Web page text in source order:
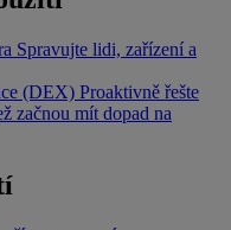
Spravujte lidi, zařízení a
(DEX) Proaktivně řešte
začnou mít dopad na